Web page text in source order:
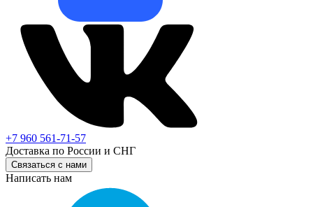
+7 960 561-71-57
Доставка по России и СНГ
Связаться с нами
Написать нам